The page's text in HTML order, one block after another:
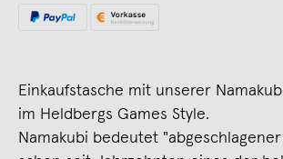
Einkaufstasche mit unserer
im Heldbergs Games Style.
Namakubi bedeutet